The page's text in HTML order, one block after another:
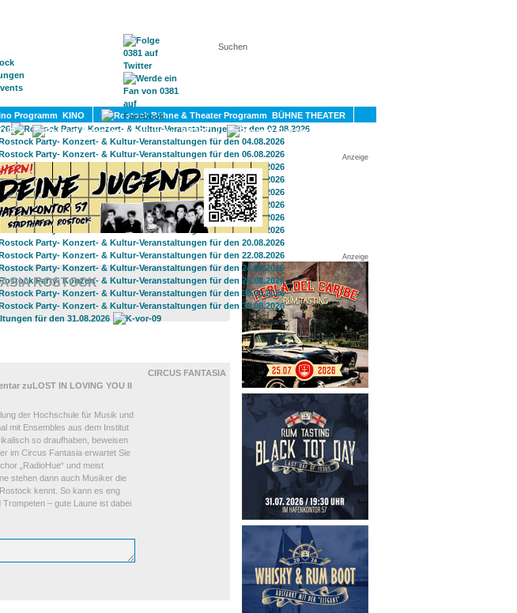
KONTAKT
KINO
BÜHNE THEATER
SPORT
Anzeige
Anzeige
ROSTOCK
CIRCUS FANTASIA
der Hochschule für Musik und
mit Ensembles aus dem Institut
so draufhaben, beweisen
im Circus Fantasia erwartet Sie
„RadioHue“ und meist
stehen dann auch Musiker die
kennt. So kann es eng
– gute Laune ist dabei